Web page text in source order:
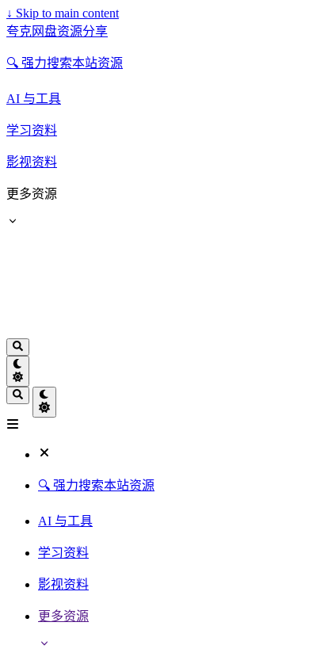
↓ Skip to main content
夸克网盘资源分享
🔍 强力搜索本站资源
AI 与工具
学习资料
影视资料
更多资源
🔍 强力搜索本站资源
AI 与工具
学习资料
影视资料
更多资源